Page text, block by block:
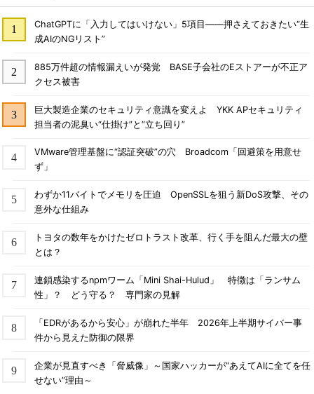
ChatGPTに「入力してはいけない」5項目――押さえておきたい“生
成AIのNGリスト”
885万件超の情報漏えいが発覚 BASE子会社のEストアーが不正ア
クセス被害
巨大製造企業のセキュリティ意識を変えよ YKK APセキュリティ
担当者の泥臭い“仕掛け”と“立ち回り”
VMware管理基盤に“認証突破”の穴 Broadcom「回避策を用意せ
ず」
わずか11バイトでメモリを圧迫 OpenSSLを狙う新DoS攻撃、その
意外な仕組み
トヨタの数年をかけたゼロトラスト改革、行く手を阻んだ最大の壁
とは？
連鎖感染するnpmワーム「Mini Shai-Hulud」 特徴は「ランサム
性」？ どう守る？ 専門家の見解
「EDRがあるから安心」が崩れた半年 2026年上半期サイバー事
件から見えた防御の限界
企業が見直すべき「脅威像」～国家ハッカーが“あえてAIに全てを任
せない”理由～